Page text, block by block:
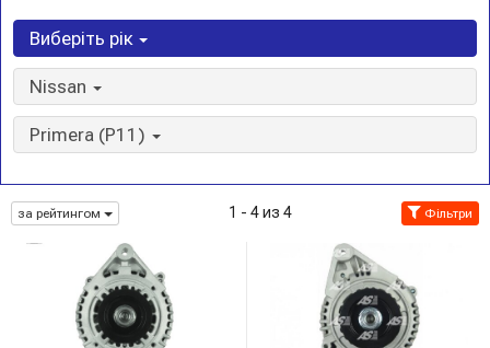
Виберіть рік
Nissan
Primera (P11)
за рейтингом 1 - 4 из 4 Фільтри